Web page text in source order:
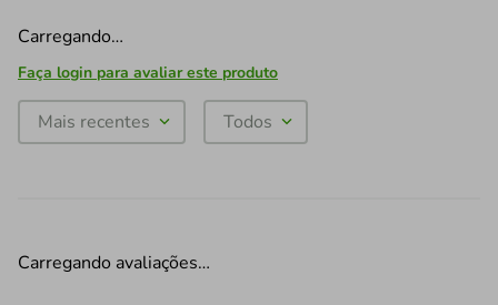
Carregando…
Faça login para avaliar este produto
Mais recentes Todos
Carregando avaliações…